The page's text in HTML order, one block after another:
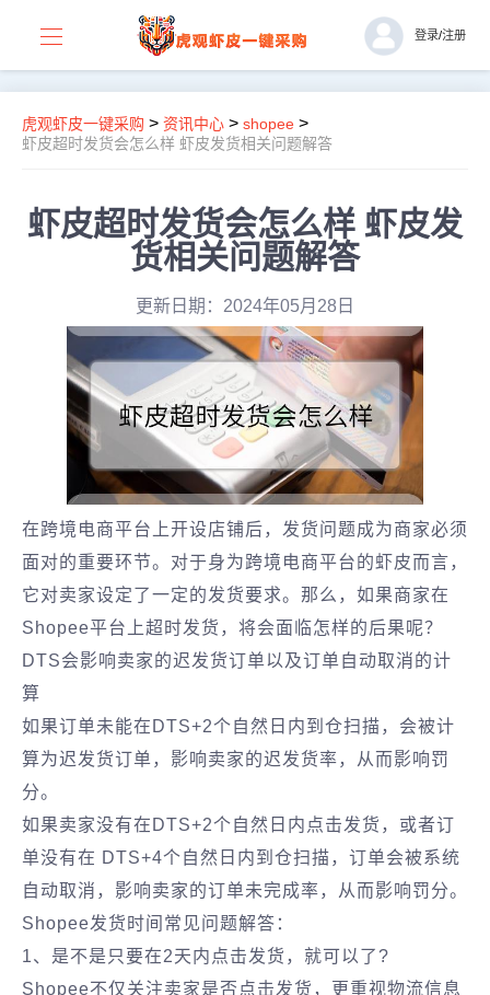
登录/注册
虎观虾皮一键采购 > 资讯中心 > shopee >
虾皮超时发货会怎么样 虾皮发货相关问题解答
虾皮超时发货会怎么样 虾皮发
货相关问题解答
更新日期：2024年05月28日
在跨境电商平台上开设店铺后，发货问题成为商家必须
面对的重要环节。对于身为跨境电商平台的虾皮而言，
它对卖家设定了一定的发货要求。那么，如果商家在
Shopee平台上超时发货，将会面临怎样的后果呢？
DTS会影响卖家的迟发货订单以及订单自动取消的计
算
如果订单未能在DTS+2个自然日内到仓扫描，会被计
算为迟发货订单，影响卖家的迟发货率，从而影响罚
分。
如果卖家没有在DTS+2个自然日内点击发货，或者订
单没有在 DTS+4个自然日内到仓扫描，订单会被系统
自动取消，影响卖家的订单未完成率，从而影响罚分。
Shopee发货时间常见问题解答：
1、是不是只要在2天内点击发货，就可以了?
Shopee不仅关注卖家是否点击发货，更重视物流信息